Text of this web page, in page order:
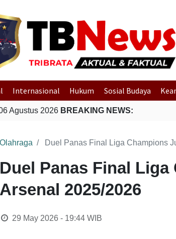
Internasional Hukum Sosial Budaya
Agustus 2026 BREAKING NEWS:
Olahraga Duel Panas Final Liga Champions
Duel Panas Final
Arsenal 2025/2026
29 May 2026 - 19:44WIB